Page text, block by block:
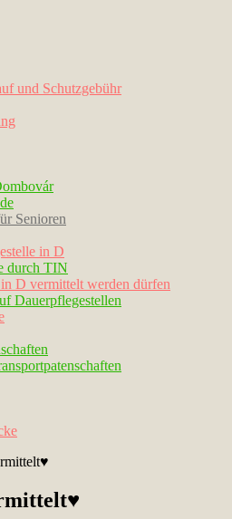
und Schutzgebühr
Senioren
in D
durch TIN
D vermittelt werden dürfen
Dauerpflegestellen